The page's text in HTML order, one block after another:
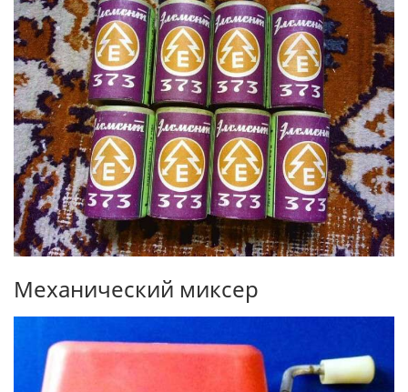
Механический миксер